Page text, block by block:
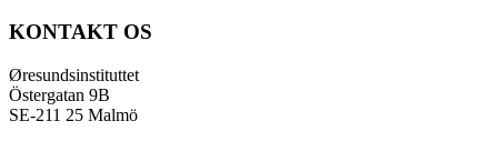
KONTAKT OS
Øresundsinstituttet
Östergatan 9B
SE-211 25 Malmö